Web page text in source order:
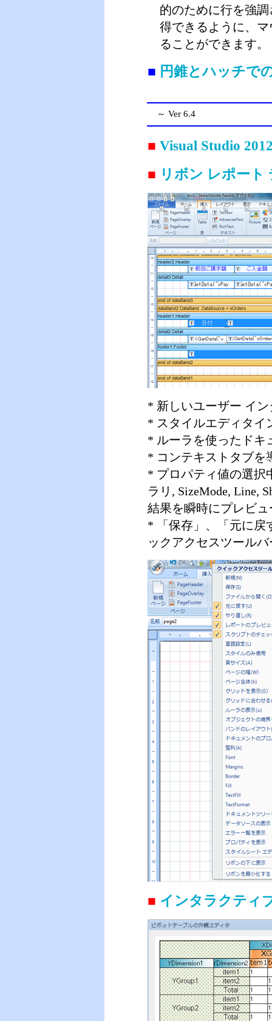
的のために行を強
得できるように、
ることができます。
■ 円錐とハッチで
～ Ver 6.4
■ Visual Studio
■ リボン レポート
* 新しいユーザー イ
* スタイルエディタイ
* ルーラを使ったドキ
* コンテキストタブを
* プロパティ値の選択
ラリ, SizeMode, Line,
結果を瞬時にプレビ
* 「保存」、「元に戻
ックアクセスツール
■ インタラクティ